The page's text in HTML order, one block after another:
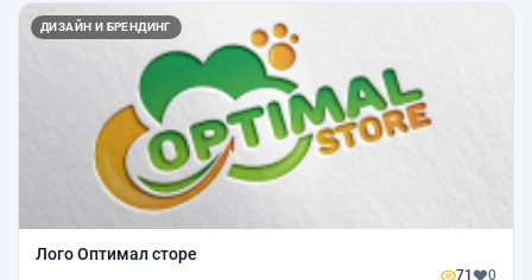
ДИЗАЙН И БРЕНДИНГ
Лого Оптимал сторе
71 0